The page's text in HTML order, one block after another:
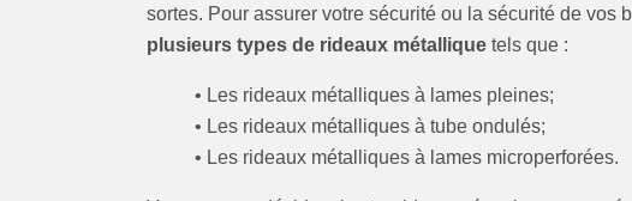
sortes. Pour assurer votre sécurité ou la sécurité de vos
plusieurs types de rideaux métallique tels que :
• Les rideaux métalliques à lames pleines;
• Les rideaux métalliques à tube ondulés;
• Les rideaux métalliques à lames microperforées.